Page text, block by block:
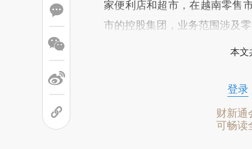
家便利店和超市，在越南零售
市的控股集团，业务范围涉及
本文
登录
财新通
可畅读